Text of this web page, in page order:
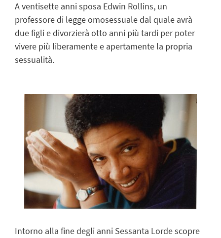
A ventisette anni sposa Edwin Rollins, un
professore di legge omosessuale dal quale avrà
due figli e divorzierà otto anni più tardi per poter
vivere più liberamente e apertamente la propria
sessualità.
Intorno alla fine degli anni Sessanta Lorde scopre